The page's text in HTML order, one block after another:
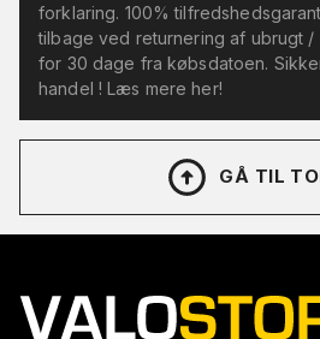
forklaring. 100%
tilbage ved returnering af ubrugt
for 30 dage fra købsdatoen.
handel ! Læs mere her!
GÅ TIL